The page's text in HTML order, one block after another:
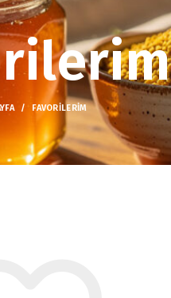
FAVORILERIM